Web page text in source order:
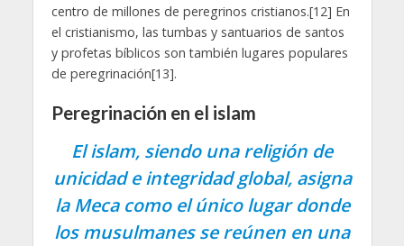
centro de millones de peregrinos cristianos.[12] En
el cristianismo, las tumbas y santuarios de santos
y profetas bíblicos son también lugares populares
de peregrinación[13].
Peregrinación en el islam
El islam, siendo una religión de
unicidad e integridad global, asigna
la Meca como el único lugar donde
los musulmanes se reúnen en una